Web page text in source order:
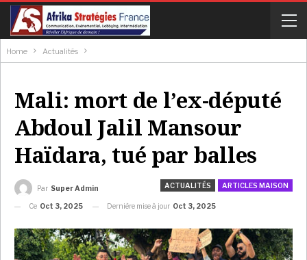
Home Actualités
Mali: mort de l’ex-député
Abdoul Jalil Mansour
Haïdara, tué par balles
ACTUALITÉS ARTICLES MAISON
Par Super Admin
Ce Oct 3, 2025 Dernière mise à jour Oct 3, 2025